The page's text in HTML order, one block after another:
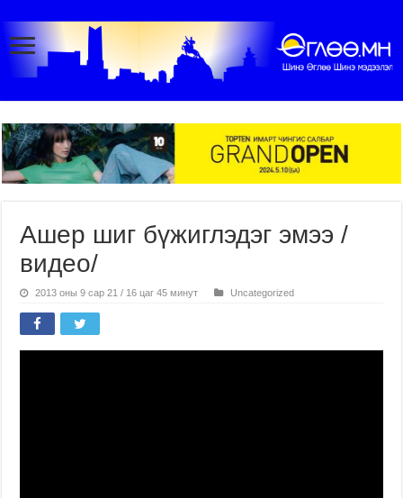
Ашер шиг бүжиглэдэг эмээ /
видео/
2013 оны 9 сар 21 / 16 цаг 45 минут Uncategorized